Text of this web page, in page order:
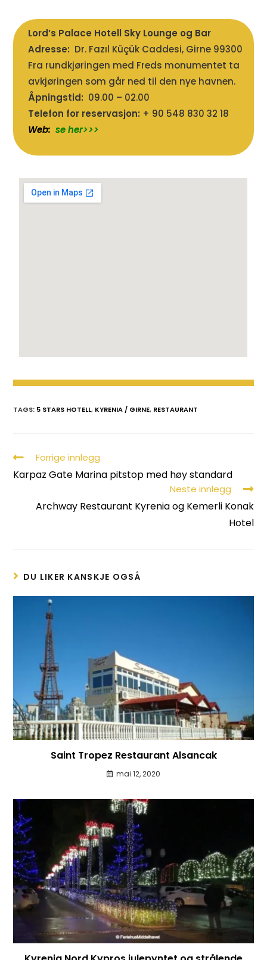
Lord’s Palace Hotell Sky Lounge og Bar
Adresse: Dr. Fazıl Küçük Caddesi, Girne 99300
Fra rundkjøringen med Freds monumentet ta
avkjøringen som går ned til den nye havnen.
Åpningstid: 09.00 – 02.00
Telefon for reservasjon: + 90 548 830 32 18
Web:se her>>>
TAGS: 5 STARS HOTELL, KYRENIA / GIRNE, RESTAURANT
Forrige innlegg
Karpaz Gate Marina pitstop med høy standard
Neste innlegg
Archway Restaurant Kyrenia og Kemerli Konak
Hotel
DU LIKER KANSKJE OGSÅ
Saint Tropez Restaurant Alsancak
mai 12, 2020